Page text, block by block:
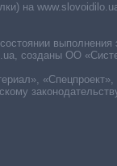
на
выполнения
созданы ОО